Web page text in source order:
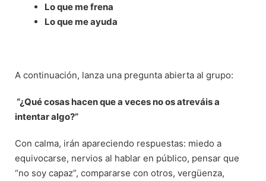
Lo que me frena
Lo que me ayuda
A continuación, lanza una pregunta abierta al grupo:
“¿Qué cosas hacen que a veces no os atreváis a
intentar algo?”
Con calma, irán apareciendo respuestas: miedo a
equivocarse, nervios al hablar en público, pensar que
“no soy capaz”, compararse con otros, vergüenza,